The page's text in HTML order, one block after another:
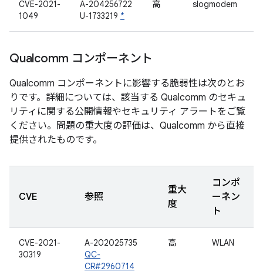
CVE-2021-
1049
A-204256722
U-1733219 *
高 slogmodem
Qualcomm コンポーネント
Qualcomm コンポーネントに影響する脆弱性は次のとお
りです。詳細については、該当する Qualcomm のセキュ
リティに関する公開情報やセキュリティ アラートをご覧
ください。問題の重大度の評価は、Qualcomm から直接
提供されたものです。
CVE 参照
重大
度
コンポ
ーネン
ト
CVE-2021-
30319
A-202025735
QC-
CR#2960714
高 WLAN